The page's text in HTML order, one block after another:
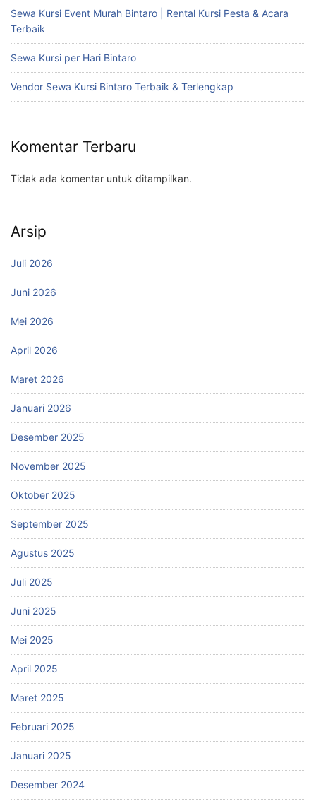
Sewa Kursi Event Murah Bintaro | Rental Kursi Pesta & Acara
Terbaik
Sewa Kursi per Hari Bintaro
Vendor Sewa Kursi Bintaro Terbaik & Terlengkap
Komentar Terbaru
Tidak ada komentar untuk ditampilkan.
Arsip
Juli 2026
Juni 2026
Mei 2026
April 2026
Maret 2026
Januari 2026
Desember 2025
November 2025
Oktober 2025
September 2025
Agustus 2025
Juli 2025
Juni 2025
Mei 2025
April 2025
Maret 2025
Februari 2025
Januari 2025
Desember 2024